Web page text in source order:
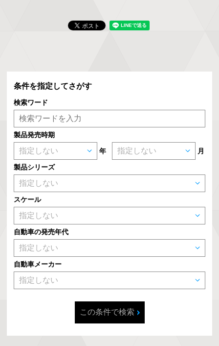
条件を指定してさがす
検索ワード
製品発売時期
年 月
製品シリーズ
スケール
自動車の発売年代
自動車メーカー
この条件で検索